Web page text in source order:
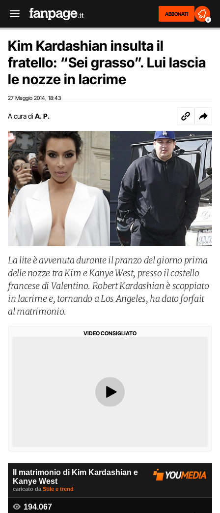
ABBONATI
2
Kim Kardashian insulta il
fratello: “Sei grasso”. Lui lascia
le nozze in lacrime
27 Maggio 2014 18:43
A cura di A. P.
La lite è avvenuta durante il pranzo del giorno prima
delle nozze tra Kim e Kanye West, presso il castello
francese di Valentino. Robert Kardashian è scoppiato
in lacrime e, tornando a Los Angeles, ha dato forfait
al matrimonio.
VIDEO CONSIGLIATO